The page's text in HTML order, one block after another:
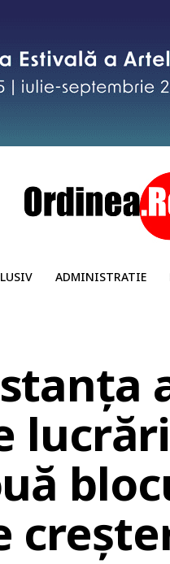
ADMINISTRATIE